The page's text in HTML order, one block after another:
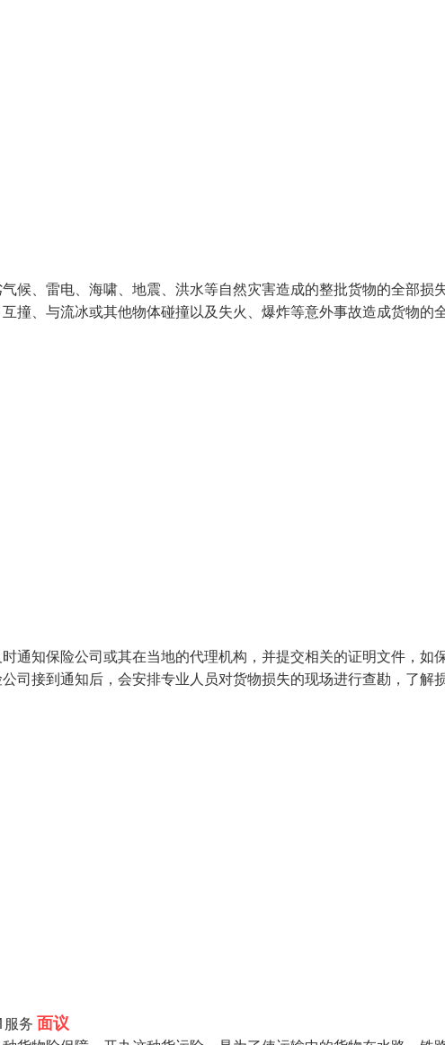
候、雷电、海啸、地震、洪水等自然灾害造成的整批货物的全部损
撞、与流冰或其他物体碰撞以及失火、爆炸等意外事故造成货物的
通知保险公司或其在当地的代理机构，并提交相关的证明文件，如
司接到通知后，会安排专业人员对货物损失的现场进行查勘，了解
务 面议